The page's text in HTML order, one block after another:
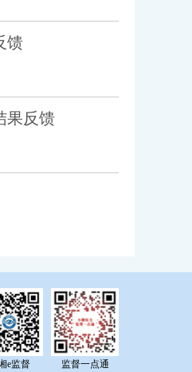
馈
果反馈
监督一点通
e监督